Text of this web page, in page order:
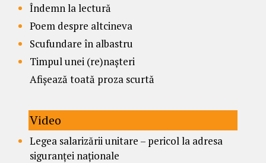
Îndemn la lectură
Poem despre altcineva
Scufundare în albastru
Timpul unei (re)nașteri
Afișează toată proza scurtă
Video
Legea salarizării unitare – pericol la adresa
siguranței naționale